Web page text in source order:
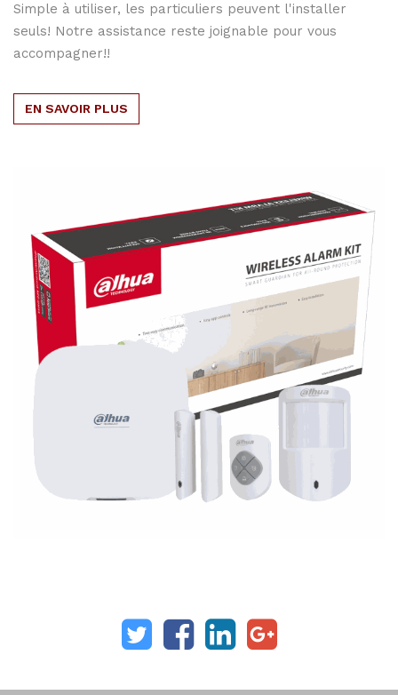
Simple à utiliser, les particuliers peuvent l'installer
seuls! Notre assistance reste joignable pour vous
accompagner!!
EN SAVOIR PLUS